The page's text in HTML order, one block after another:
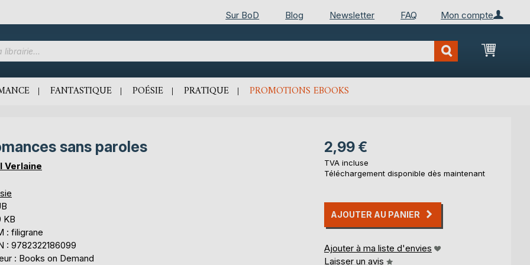
Mon compte
Sur BoD Blog Newsletter FAQ
Mon
FANTASTIQUE POÉSIE PRATIQUE PROMOTIONS EBOOKS
sans paroles
Verlaine
KB
: filigrane
: 9782322186099
: Books on Demand
2,99 €
TVA incluse
Téléchargement disponible dès maintenant
AJOUTER AU PANIER
Ajouter à ma liste d'envies
Laisser un avis